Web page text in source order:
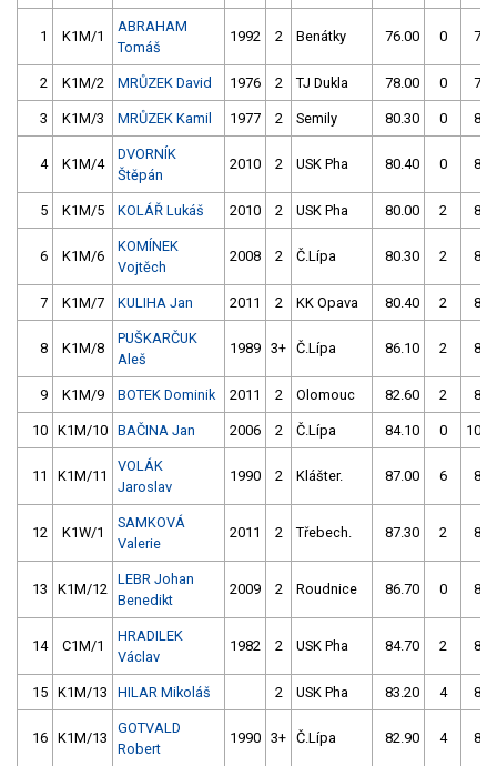
1 K1M/1
ABRAHAM
Tomáš
1992 2 Benátky 76.00 0
2 K1M/2 MRŮZEK David 1976 2 TJ Dukla 78.00 0
3 K1M/3 MRŮZEK Kamil 1977 2 Semily 80.30 0
4 K1M/4
DVORNÍK
Štěpán
2010 2 USK Pha 80.40 0
5 K1M/5 KOLÁŘ Lukáš 2010 2 USK Pha 80.00 2
6 K1M/6
KOMÍNEK
Vojtěch
2008 2 Č.Lípa 80.30 2
7 K1M/7 KULIHA Jan 2011 2 KK Opava 80.40 2
8 K1M/8
PUŠKARČUK
Aleš
1989 3+ Č.Lípa 86.10 2
9 K1M/9 BOTEK Dominik 2011 2 Olomouc 82.60 2
10 K1M/10 BAČINA Jan 2006 2 Č.Lípa 84.10 0
11 K1M/11
VOLÁK
Jaroslav
1990 2 Klášter. 87.00 6
12 K1W/1
SAMKOVÁ
Valerie
2011 2 Třebech. 87.30 2
13 K1M/12
LEBR Johan
Benedikt
2009 2 Roudnice 86.70 0
14 C1M/1
HRADILEK
Václav
1982 2 USK Pha 84.70 2
15 K1M/13 HILAR Mikoláš 2 USK Pha 83.20 4
16 K1M/13
GOTVALD
Robert
1990 3+ Č.Lípa 82.90 4